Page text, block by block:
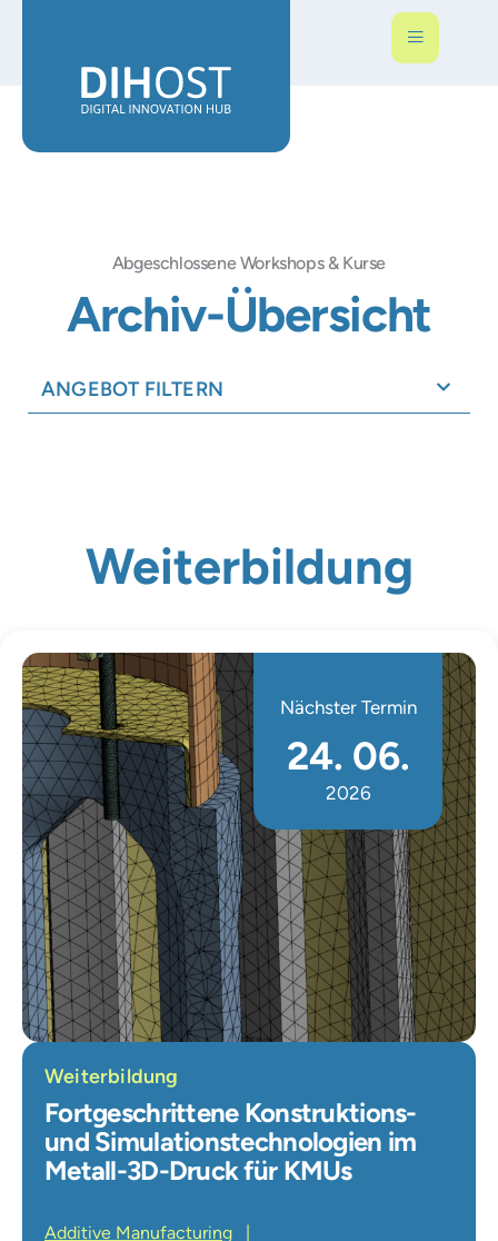
Abgeschlossene Workshops & Kurse
Archiv-Übersicht
ANGEBOT FILTERN
Weiterbildung
Weiterbildung
Fortgeschrittene Konstruktions-
und Simulationstechnologien im
Metall-3D-Druck für KMUs
Additive Manufacturing |
Nächster Termin
24. 06.
2026